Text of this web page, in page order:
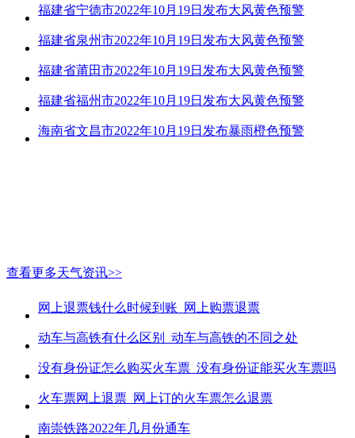
福建省宁德市2022年10月19日发布大风黄色预警
福建省泉州市2022年10月19日发布大风黄色预警
福建省莆田市2022年10月19日发布大风黄色预警
福建省福州市2022年10月19日发布大风黄色预警
海南省文昌市2022年10月19日发布暴雨橙色预警
查看更多天气资讯>>
网上退票钱什么时候到账_网上购票退票
动车与高铁有什么区别_动车与高铁的不同之处
没有身份证怎么购买火车票_没有身份证能买火车票吗
火车票网上退票_网上订的火车票怎么退票
南崇铁路2022年几月份通车